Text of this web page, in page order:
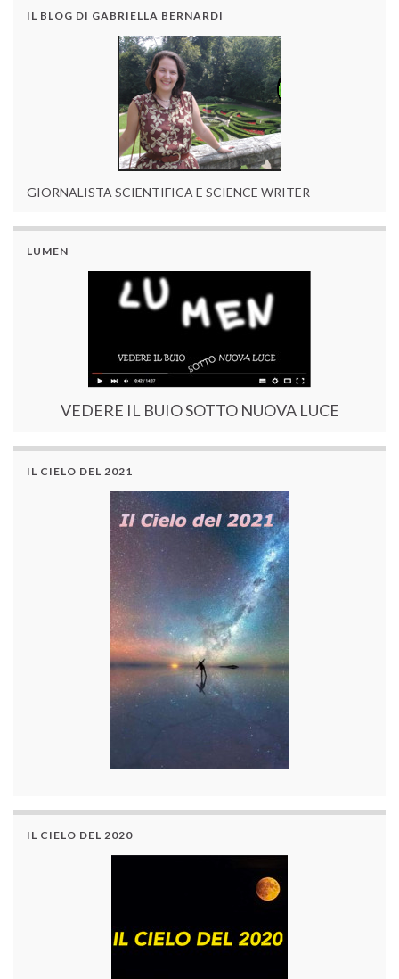
IL BLOG DI GABRIELLA BERNARDI
GIORNALISTA SCIENTIFICA E SCIENCE WRITER
LUMEN
VEDERE IL BUIO SOTTO NUOVA LUCE
IL CIELO DEL 2021
IL CIELO DEL 2020